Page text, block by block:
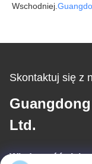
Wschodniej.
Skontaktuj się z
Ltd.
Wiadomość